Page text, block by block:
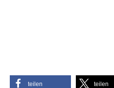
teilen teilen